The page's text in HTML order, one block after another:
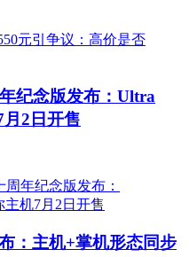
纪念版发布：Ultra
2日开售
：主机+掌机形态同步